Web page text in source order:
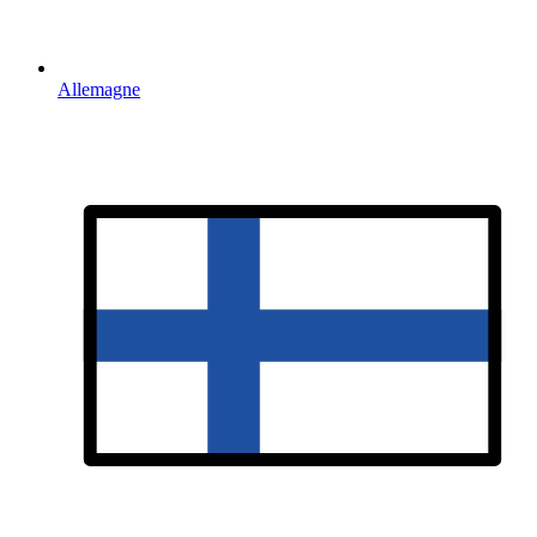
Allemagne